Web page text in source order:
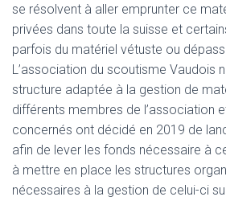
se résolvent à aller emprunter ce
privées dans toute la suisse et
parfois du matériel vétuste ou
L’association du scoutisme Vaudois
structure adaptée à la gestion de
différents membres de l’association
concernés ont décidé en 2019 de
afin de lever les fonds nécessaire à
à mettre en place les structures
nécessaires à la gestion de celui-ci